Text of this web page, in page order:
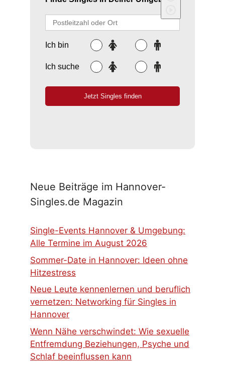
Neue Beiträge im Hannover-
Singles.de Magazin
Single-Events Hannover & Umgebung:
Alle Termine im August 2026
Sommer-Date in Hannover: Ideen ohne
Hitzestress
Neue Leute kennenlernen und beruflich
vernetzen: Networking für Singles in
Hannover
Wenn Nähe verschwindet: Wie sexuelle
Entfremdung Beziehungen, Psyche und
Schlaf beeinflussen kann